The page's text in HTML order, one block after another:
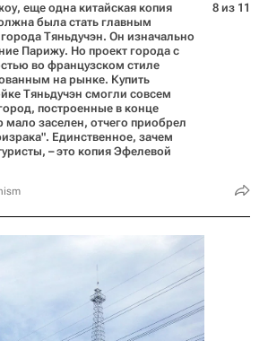
еще одна китайская копия
была стать главным
Тяньдучэн. Он изначально
Парижу. Но проект города с
во французском стиле
на рынке. Купить
Тяньдучэн смогли совсем
построенные в конце
мало заселен, отчего приобрел
Единственное, зачем
– это копия Эфелевой
8 из 11